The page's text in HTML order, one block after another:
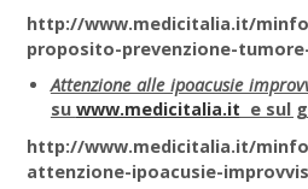
http://www.medicitalia.it/
proposito-prevenzione-
Attenzione alle ipoacusie
su www.medicitalia.it e sul
http://www.medicitalia.it/
attenzione-ipoacusie-